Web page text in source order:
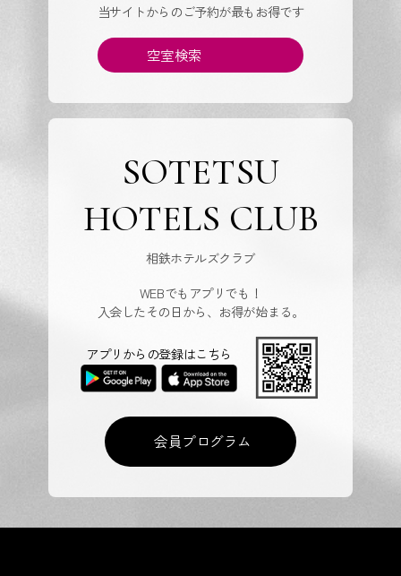
当サイトからのご予約が最もお得です
空室検索
SOTETSU
HOTELS CLUB
相鉄ホテルズクラブ
WEBでもアプリでも！
入会したその日から、お得が始まる。
会員プログラム
アプリからの登録はこちら